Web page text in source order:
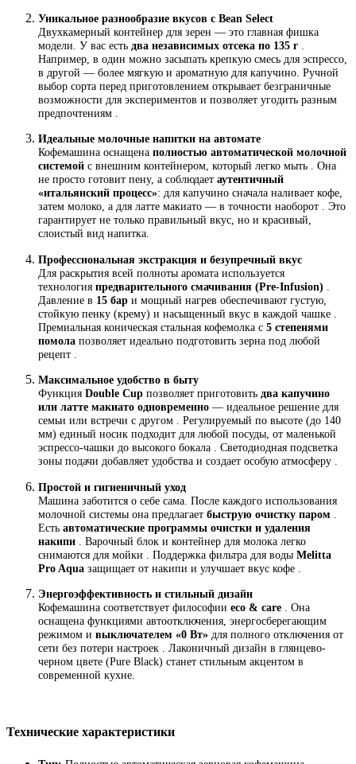
Уникальное разнообразие вкусов с Bean Select
Двухкамерный контейнер для зерен — это главная фишка
модели. У вас есть два независимых отсека по 135 г
Например, в один можно засыпать крепкую смесь для эспрессо,
в другой — более мягкую и ароматную для капучино. Ручной
выбор сорта перед приготовлением открывает безграничные
возможности для экспериментов и позволяет угодить разным
предпочтениям .
Идеальные молочные напитки на автомате
Кофемашина оснащена полностью автоматической молочной
системой с внешним контейнером, который легко мыть . Она
не просто готовит пену, а соблюдает аутентичный
«итальянский процесс»: для капучино сначала наливает кофе,
затем молоко, а для латте макиато — в точности наоборот . Это
гарантирует не только правильный вкус, но и красивый,
слоистый вид напитка.
Профессиональная экстракция и безупречный вкус
Для раскрытия всей полноты аромата используется
технология предварительного смачивания (Pre-Infusion)
Давление в 15 бар и мощный нагрев обеспечивают густую,
стойкую пенку (крему) и насыщенный вкус в каждой чашке .
Премиальная коническая стальная кофемолка с 5 степенями
помола позволяет идеально подготовить зерна под любой
рецепт .
Максимальное удобство в быту
Функция Double Cup позволяет приготовить два капучино
или латте макиато одновременно — идеальное решение для
семьи или встречи с другом . Регулируемый по высоте (до 140
мм) единый носик подходит для любой посуды, от маленькой
эспрессо-чашки до высокого бокала . Светодиодная подсветка
зоны подачи добавляет удобства и создает особую атмосферу .
Простой и гигиеничный уход
Машина заботится о себе сама. После каждого использования
молочной системы она предлагает быструю очистку паром
Есть автоматические программы очистки и удаления
накипи . Варочный блок и контейнер для молока легко
снимаются для мойки . Поддержка фильтра для воды Melitta
Pro Aqua защищает от накипи и улучшает вкус кофе .
Энергоэффективность и стильный дизайн
Кофемашина соответствует философии eco & care . Она
оснащена функциями автоотключения, энергосберегающим
режимом и выключателем «0 Вт» для полного отключения от
сети без потери настроек . Лаконичный дизайн в глянцево-
черном цвете (Pure Black) станет стильным акцентом в
современной кухне.
Технические характеристики